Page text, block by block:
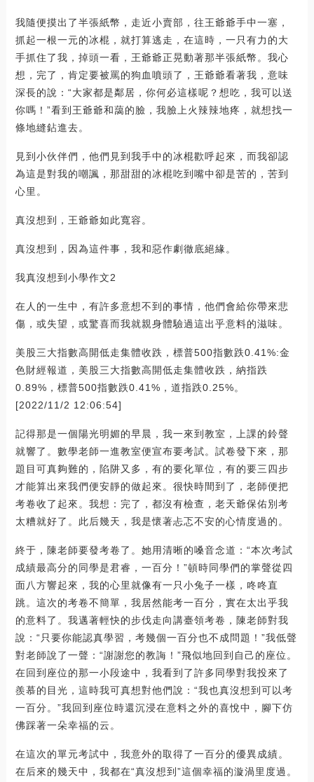
我隨便摸出了半張紙幣，走近小賣部，往王爺爺手中一塞，
抓起一根一元的冰棍，就打算逃走，在這時，一只有力的大
手抓住了我，掉頭一看，王爺爺正晃動著那半張紙幣。我心
想，完了，肯定要被罵的狗血噴頭了，王爺爺看著我，意味
深長的說：“大家都是鄰居，你何必這樣呢？想吃，我可以送
你嗎！”看到王爺爺和藹的臉，我臉上火辣辣地疼，就想找一
條地縫鉆進去。
見到小伙伴們，他們見到我手中的冰棍歡呼起來，而我卻認
為這是對我的嘲諷，那甜甜的冰棍吃到嘴中卻是苦的，苦到
心里。
真沒想到，王爺爺如此寬容。
真沒想到，因為這件事，我和惡作劇徹底絕緣。
我真沒想到小學作文2
在人的一生中，有許多意想不到的事情，他們會給你帶來悲
傷，或失望，或驚喜而我就親身體驗過這出乎意料的滋味。
美股三大指數高開低走集體收跌，標普500指數跌0.41%:金
色財經報道，美股三大指數高開低走集體收跌，納指跌
0.89%，標普500指數跌0.41%，道指跌0.25%。
[2022/11/2 12:06:54]
記得那是一個陽光明媚的早晨，我一來到教室，上課的鈴聲
就響了。數學老師一進教室便宣布要考試。試卷發下來，那
題目可真夠難的，陷阱又多，有的要化單位，有的要三四步
才能算出來我們便安靜的做起來。很快時間到了，老師便把
考卷收了起來。我想：完了，都沒有檢查，老天爺保佑別考
太糟就好了。此后幾天，我是懷著忐忑不安的心情度過的。
終于，陳老師要發考卷了。她用清晰的嗓音念道：“本次考試
成績最高分的同學是君睿，一百分！”頓時同學們的掌聲從四
面八方響起來，我的心里就像有一只小兔子一樣，咚咚直
跳。這次的考卷不簡單，我居然能考一百分，實在太出乎我
的意料了。我邁著輕快的步伐走向講臺領考卷，陳老師對我
說：“只要你能認真學習，考幾個一百分也不成問題！”我低聲
對老師說了一聲：“謝謝您的教誨！”飛似地回到自己的座位。
在回到座位的那一小段途中，我看到了許多同學對我投來了
羨慕的目光，這時我可真想對他們說：“我也真沒想到可以考
一百分。”我回到座位時還沉浸在意料之外的喜悅中，腳下仿
佛踩著一朵幸福的云。
在這次的單元考試中，我意外的取得了一百分的優異成績。
在后來的幾天中，我都在“真沒想到”這個幸福的漩渦里度過。